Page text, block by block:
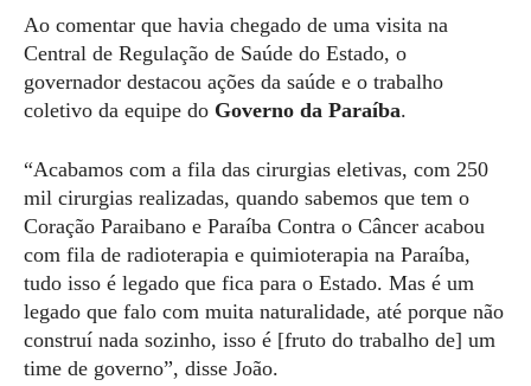
Ao comentar que havia chegado de uma visita na
Central de Regulação de Saúde do Estado, o
governador destacou ações da saúde e o trabalho
coletivo da equipe do Governo da Paraíba.
“Acabamos com a fila das cirurgias eletivas, com 250
mil cirurgias realizadas, quando sabemos que tem o
Coração Paraibano e Paraíba Contra o Câncer acabou
com fila de radioterapia e quimioterapia na Paraíba,
tudo isso é legado que fica para o Estado. Mas é um
legado que falo com muita naturalidade, até porque não
construí nada sozinho, isso é [fruto do trabalho de] um
time de governo”, disse João.